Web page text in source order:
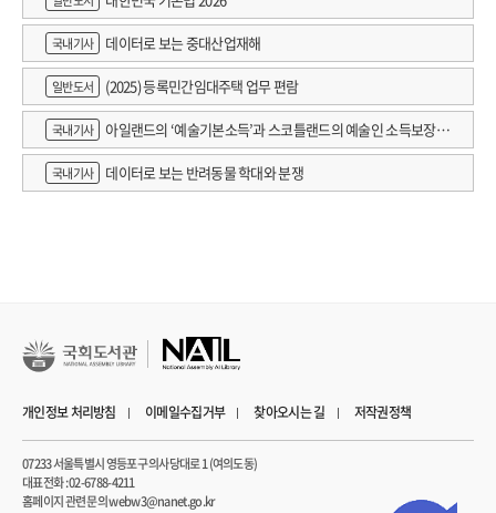
국내기사 데이터로 보는 중대산업재해
일반도서 (2025) 등록민간임대주택 업무 편람
국내기사
아일랜드의 ‘예술기본소득’과 스코틀랜드의 예술인 소득보장정
책 논의
국내기사 데이터로 보는 반려동물 학대와 분쟁
개인정보 처리방침 이메일수집거부 찾아오시는 길 저작권정책
07233 서울특별시 영등포구 의사당대로 1 (여의도동)
대표전화 : 02-6788-4211
홈페이지 관련 문의 webw3@nanet.go.kr